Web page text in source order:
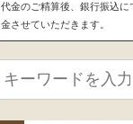
代金のご精算後、銀行振込に
金させていただきます。